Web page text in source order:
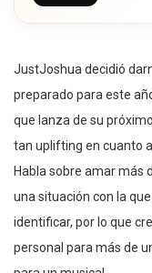
JustJoshua decidió
preparado para este
que lanza de su
tan uplifting en cuanto
Habla sobre amar más
una situación con la
identificar, por lo que
personal para más de